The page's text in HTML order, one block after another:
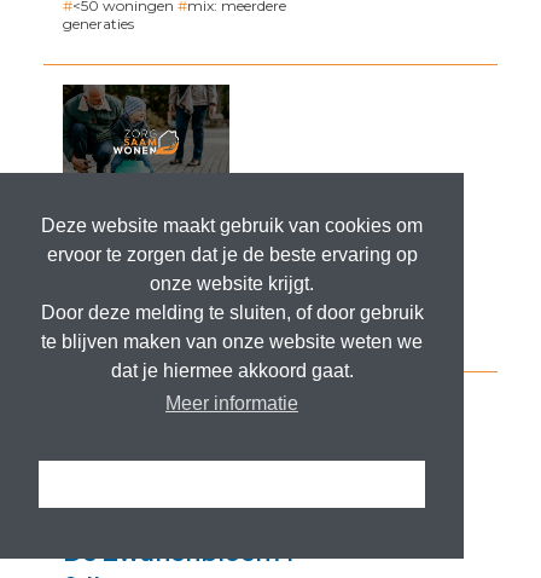
Deze website maakt gebruik van cookies om
ervoor te zorgen dat je de beste ervaring op
onze website krijgt.
Door deze melding te sluiten, of door gebruik
te blijven maken van onze website weten we
dat je hiermee akkoord gaat.
Meer informatie